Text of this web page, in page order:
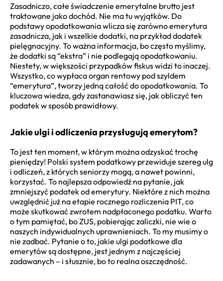
Zasadniczo, całe świadczenie emerytalne brutto jest
traktowane jako dochód. Nie ma tu wyjątków. Do
podstawy opodatkowania wlicza się zarówno emerytura
zasadnicza, jak i wszelkie dodatki, na przykład dodatek
pielęgnacyjny. To ważna informacja, bo często myślimy,
że dodatki są “ekstra” i nie podlegają opodatkowaniu.
Niestety, w większości przypadków fiskus widzi to inaczej.
Wszystko, co wypłaca organ rentowy pod szyldem
“emerytura”, tworzy jedną całość do opodatkowania. To
kluczowa wiedza, gdy zastanawiasz się, jak obliczyć ten
podatek w sposób prawidłowy.
Jakie ulgi i odliczenia przysługują emerytom?
To jest ten moment, w którym można odzyskać trochę
pieniędzy! Polski system podatkowy przewiduje szereg ulg
i odliczeń, z których seniorzy mogą, a nawet powinni,
korzystać. To najlepsza odpowiedź na pytanie, jak
zmniejszyć podatek od emerytury. Niektóre z nich można
uwzględnić już na etapie rocznego rozliczenia PIT, co
może skutkować zwrotem nadpłaconego podatku. Warto
o tym pamiętać, bo ZUS, pobierając zaliczki, nie wie o
naszych indywidualnych uprawnieniach. To my musimy o
nie zadbać. Pytanie o to, jakie ulgi podatkowe dla
emerytów są dostępne, jest jednym z najczęściej
zadawanych – i słusznie, bo to realna oszczędność.